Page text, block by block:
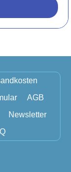
AGB
Newsletter